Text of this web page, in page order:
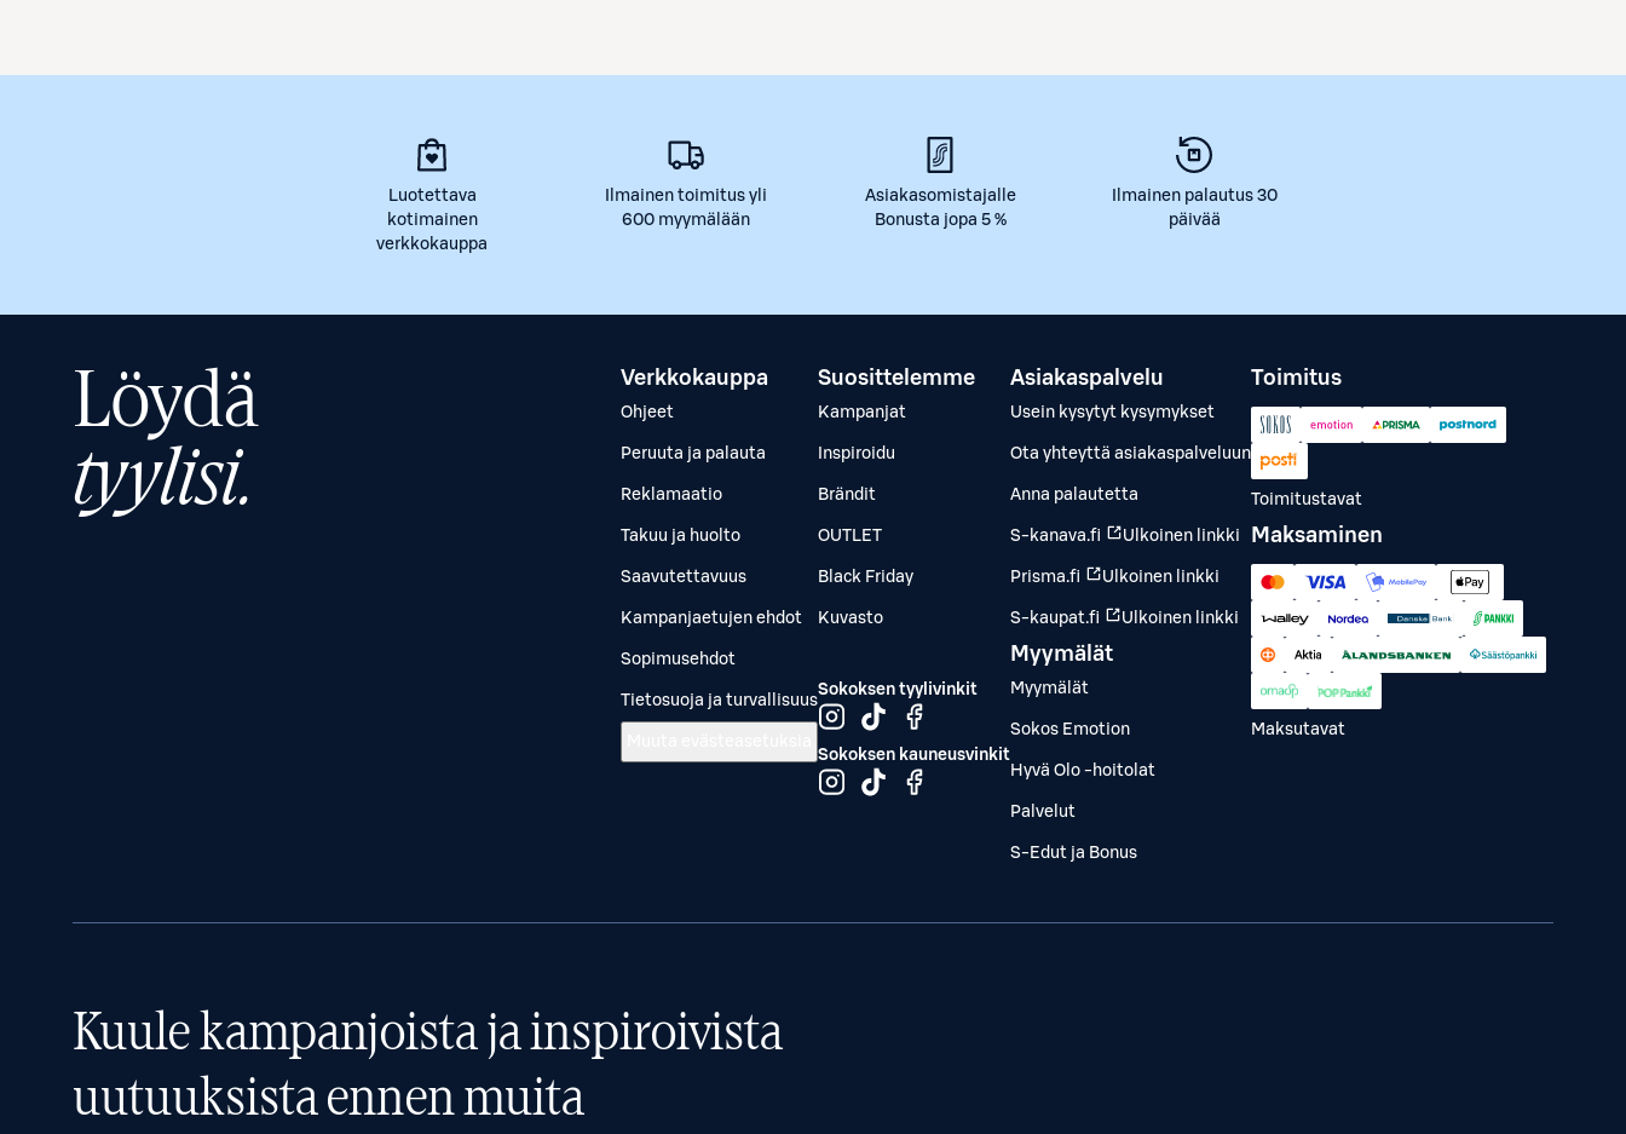
Luotettava
kotimainen
verkkokauppa
Ilmainen toimitus yli
600 myymälään
Asiakasomistajalle
Bonusta jopa 5 %
Ilmainen palautus 30
päivää
Löydä
tyylisi.
Verkkokauppa
Ohjeet
Peruuta ja palauta
Reklamaatio
Takuu ja huolto
Saavutettavuus
Kampanjaetujen ehdot
Sopimusehdot
Tietosuoja ja turvallisuus
Suosittelemme
Kampanjat
Inspiroidu
Brändit
OUTLET
Black Friday
Kuvasto
Sokoksen tyylivinkit
Sokoksen kauneusvinkit
Asiakaspalvelu
Usein kysytyt kysymykset
Ota yhteyttä asiakaspalveluun
Anna palautetta
S-kanava.fi Ulkoinen linkki
Prisma.fi Ulkoinen linkki
S-kaupat.fi Ulkoinen linkki
Myymälät
Myymälät
Sokos Emotion
Hyvä Olo -hoitolat
Palvelut
S-Edut ja Bonus
Toimitus
Toimitustavat
Maksaminen
Maksutavat
Kuule kampanjoista ja inspiroivista
uutuuksista ennen muita